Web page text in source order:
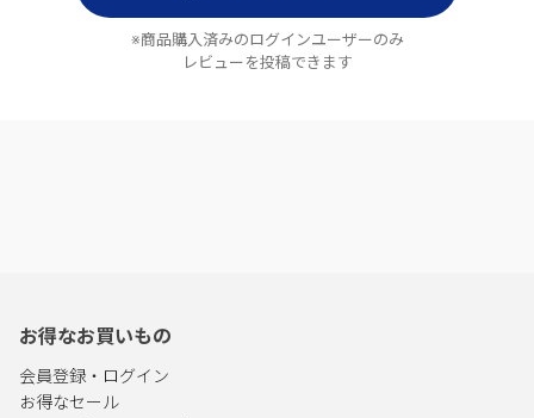
※商品購入済みのログインユーザーのみ
レビューを投稿できます
お得なお買いもの
会員登録・ログイン
お得なセール